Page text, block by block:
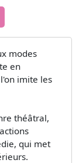
modes
en
imite les
théâtral,
qui met